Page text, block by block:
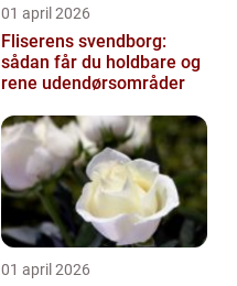
01 april 2026
Fliserens svendborg:
sådan får du holdbare og
rene udendørsområder
01 april 2026